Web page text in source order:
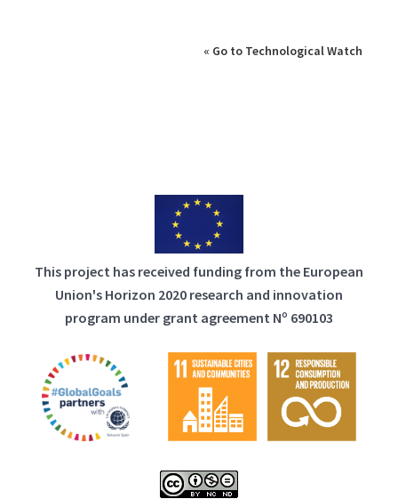
« Go to Technological Watch
This project has received funding from the European
Union's Horizon 2020 research and innovation
program under grant agreement Nº 690103